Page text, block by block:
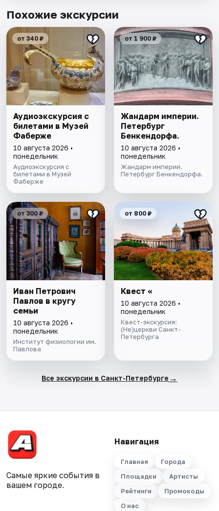
Похожие экскурсии
от 340 ₽
Аудиоэкскурсия с
билетами в Музей
Фаберже
10 августа 2026 •
понедельник
Аудиоэкскурсия с
билетами в Музей
Фаберже
от 1 900 ₽
Жандарм империи.
Петербург
Бенкендорфа.
10 августа 2026 •
понедельник
Жандарм империи.
Петербург Бенкендорфа.
от 300 ₽
Иван Петрович
Павлов в кругу
семьи
10 августа 2026 •
понедельник
Институт физиологии им.
Павлова
от 800 ₽
Квест «
10 августа 2026 •
понедельник
Квест-экскурсия:
(Не)церкви Санкт-
Петербурга
Все экскурсии в Санкт-Петербурге →
Самые яркие события в
вашем городе.
Навигация
Главная
Города
Площадки
Артисты
Рейтинги
Промокоды
О нас